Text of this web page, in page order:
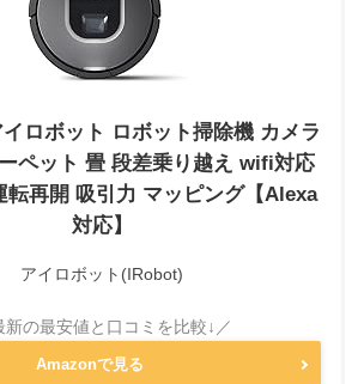
ロボット ロボット掃除機 カメラ
ペット 畳 段差乗り越え wifi対応
転再開 吸引力 マッピング【Alexa
対応】
アイロボット(IRobot)
Amazonで見る